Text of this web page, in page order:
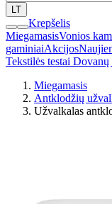
LT
Krepšelis
MiegamasisVonios
gaminiaiAkcijos
Tekstilės testai Dovanų
Miegamasis
Antklodžių
Užvalkalas